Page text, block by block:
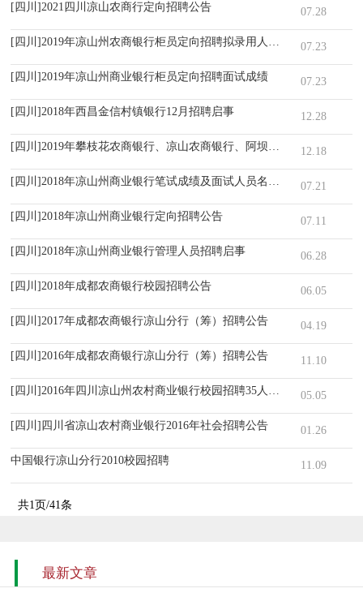
[四川]2021四川凉山农商行定向招聘公告 07.28
[四川]2019年凉山州农商银行柜员定向招聘拟录用人员名单公告
07.23
[四川]2019年凉山州商业银行柜员定向招聘面试成绩 07.23
[四川]2018年西昌金信村镇银行12月招聘启事 12.28
[四川]2019年攀枝花农商银行、凉山农商银行、阿坝州联社、甘孜州联
12.18
[四川]2018年凉山州商业银行笔试成绩及面试人员名单公告07.21
[四川]2018年凉山州商业银行定向招聘公告 07.11
[四川]2018年凉山州商业银行管理人员招聘启事 06.28
[四川]2018年成都农商银行校园招聘公告 06.05
[四川]2017年成都农商银行凉山分行（筹）招聘公告 04.19
[四川]2016年成都农商银行凉山分行（筹）招聘公告 11.10
[四川]2016年四川凉山州农村商业银行校园招聘35人公告 05.05
[四川]四川省凉山农村商业银行2016年社会招聘公告 01.26
中国银行凉山分行2010校园招聘 11.09
共1页/41条
最新文章